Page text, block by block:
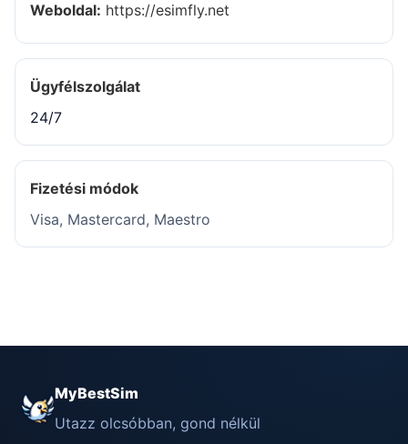
Weboldal: https://esimfly.net
Ügyfélszolgálat
24/7
Fizetési módok
Visa, Mastercard, Maestro
MyBestSim
Utazz olcsóbban, gond nélkül